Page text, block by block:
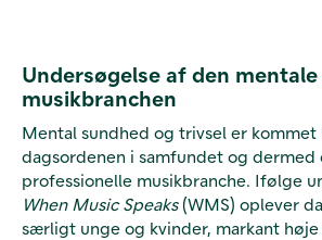
Undersøgelse af den
musikbranchen
Mental sundhed og trivsel er kommet
dagsordenen i samfundet og dermed
professionelle musikbranche. Ifølge
When Music Speaks(WMS) oplever
særligt unge og kvinder, markant høje